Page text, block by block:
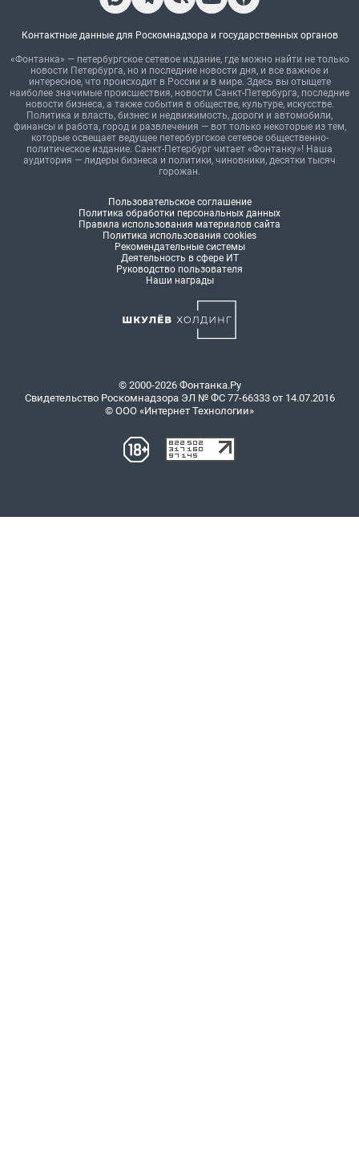
Контактные данные для Роскомнадзора и государственных органов
«Фонтанка» — петербургское сетевое издание, где можно найти не только
новости Петербурга, но и последние новости дня, и все важное и
интересное, что происходит в России и в мире. Здесь вы отыщете
наиболее значимые происшествия, новости Санкт-Петербурга, последние
новости бизнеса, а также события в обществе, культуре, искусстве.
Политика и власть, бизнес и недвижимость, дороги и автомобили,
финансы и работа, город и развлечения — вот только некоторые из тем,
которые освещает ведущее петербургское сетевое общественно-
политическое издание. Санкт-Петербург читает «Фонтанку»! Наша
аудитория — лидеры бизнеса и политики, чиновники, десятки тысяч
горожан.
Пользовательское соглашение
Политика обработки персональных данных
Правила использования материалов сайта
Политика использования cookies
Рекомендательные системы
Деятельность в сфере ИТ
Руководство пользователя
Наши награды
© 2000-2026 Фонтанка.Ру
Свидетельство Роскомнадзора ЭЛ № ФС 77-66333 от 14.07.2016
© ООО «Интернет Технологии»